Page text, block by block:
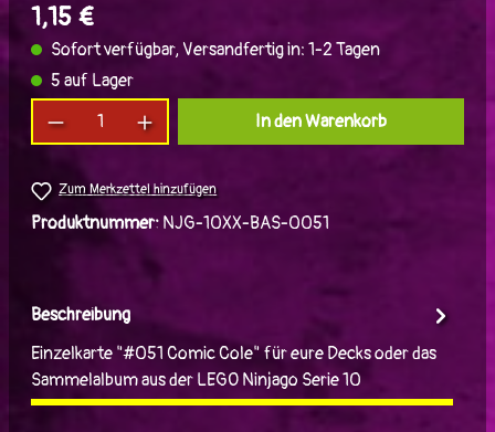
1,15 €
Sofort verfügbar, Versandfertig in: 1-2 Tagen
5 auf Lager
Produkt Anzahl: Gib den gewünschten Wert
In den Warenkorb
Zum Merkzettel hinzufügen
Produktnummer: NJG-10XX-BAS-0051
Beschreibung
Einzelkarte "#051 Comic Cole" für eure Decks oder das
Sammelalbum aus der LEGO Ninjago Serie 10